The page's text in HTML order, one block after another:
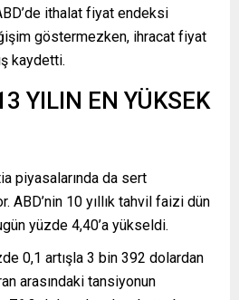
ithalat fiyat endeksi
göstermezken, ihracat fiyat
kaydetti.
YILIN EN YÜKSEK
piyasalarında da sert
ABD’nin 10 yıllık tahvil faizi dün
yüzde 4,40’a yükseldi.
0,1 artışla 3 bin 392 dolardan
arasındaki tansiyonun